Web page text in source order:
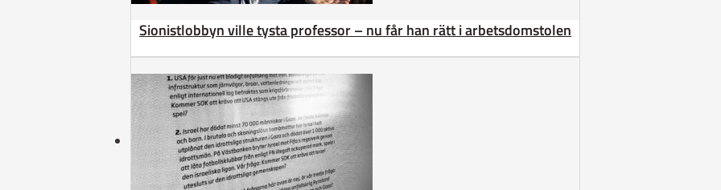
Sionistlobbyn ville tysta professor – nu får han rätt i arbetsdomstolen